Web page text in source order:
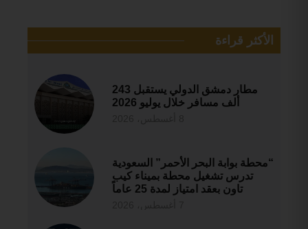
الأكثر قراءة
مطار دمشق الدولي يستقبل 243
ألف مسافر خلال يوليو 2026
“محطة بوابة البحر الأحمر” السعودية
تدرس تشغيل محطة بميناء كيب
تاون بعقد امتياز لمدة 25 عاماً